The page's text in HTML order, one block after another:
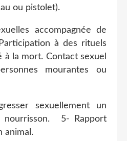
ou pistolet).
accompagnée de
à des rituels
à la mort. Contact sexuel
mourantes ou
sexuellement un
nourrisson. 5- Rapport
animal.